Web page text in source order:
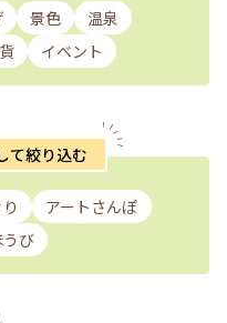
景色
温泉
イベント
て絞り込む
アートさんぽ
うび